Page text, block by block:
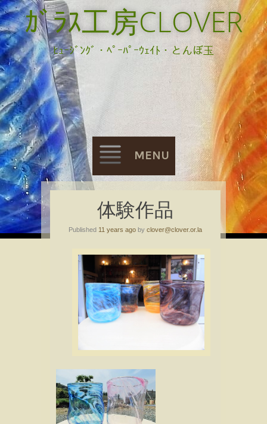
ｶﾞﾗｽ工房CLOVER
ﾋｭｰｼﾞﾝｸﾞ・ﾍﾟｰﾊﾟｰｳｪｲﾄ・とんぼ玉
MENU
Skip
to
体験作品
Published 11 years ago by clover@clover.or.la